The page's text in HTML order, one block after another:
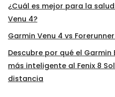
¿Cuál es mejor para la
Venu 4?
Garmin Venu 4 vs
Descubre por qué el
más inteligente al Fenix 8
distancia